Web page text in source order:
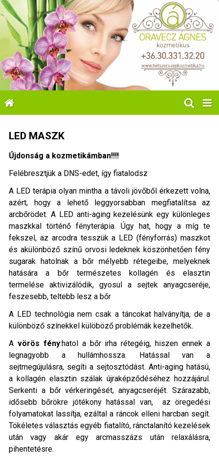
LED MASZK
Újdonság a kozmetikámban!!!!
Felébresztjük a DNS-edet, így fiatalodsz
A LED terápia olyan mintha a távoli jövőből érkezett volna,
azért, hogy a lehető leggyorsabban megfiatalítsa az
arcbőrödet. A LED anti-aging kezelésünk egy különleges
maszkkal történő fényterápia. Úgy hat, hogy a míg te
fekszel, az arcodra tesszük a LED (fényforrás) maszkot
és akülönböző színű orvosi ledeknek köszönhetően fény
sugarak hatolnak a bőr mélyebb rétegeibe, melyeknek
hatására a bőr természetes kollagén és elasztin
termelése aktivizálódik, gyosul a sejtek anyagcseréje,
feszesebb, teltebb lesz a bőr
A LED technológia nem csak a táncokat halványítja, de a
különböző színekkel külöböző problémák kezelhetők.
A vörös fény:hatol a bőr irha rétegéig, hiszen ennek a
legnagyobb a hullámhossza. Hatással van a
sejtmegújulásra, segíti a sejtosztódást. Anti-aging hatású,
a kollagén elasztin szálak újraképződéséhez hozzájárul.
Serkenti a bőr vérkeringését, anyagcseréjét. Szárazabb,
idősebb bőrökre jótékony hatással van, az öregedési
folyamatokat lassítja, ezáltal a ráncok elleni harcban segít.
Tökéletes választás egyéb fiatalító, ránctalanító kezelések
után vagy akár egy arcmasszázs után relaxálásra,
pihentetésre.